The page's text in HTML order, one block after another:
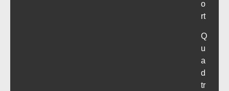
o
rt
Q
u
a
d
tr